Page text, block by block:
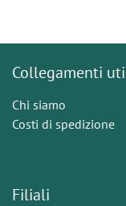
Collegamenti
Chi siamo
Costi di spedizione
Filiali